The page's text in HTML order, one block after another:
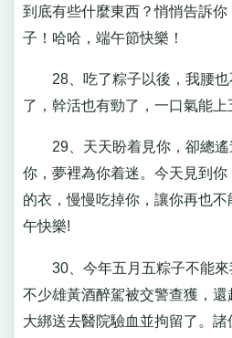
到底有些什麼東西？悄悄告訴
子！哈哈，端午節快樂！
28、吃了粽子以後，我腰也
了，幹活也有勁了，一口氣能上
29、天天盼着見你，卻總遙
你，夢裡為你着迷。今天見到
的衣，慢慢吃掉你，讓你再也
午快樂!
30、今年五月五粽子不能來
不少雄黃酒醉駕被交警查獲，
大綁送去醫院驗血並拘留了。